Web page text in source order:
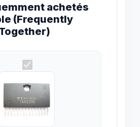
achetés
(Frequently